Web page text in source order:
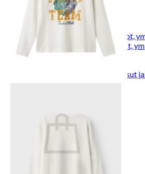
Lasten pyjamat
Kylpytakit
Lasten asusteet
Vyöt, käsineet,pipot,
Sukat, sukkahousut, ym
Lasten ulkoilu
Ulkoilupuvut, housut
Ostoskori on tyhjä.